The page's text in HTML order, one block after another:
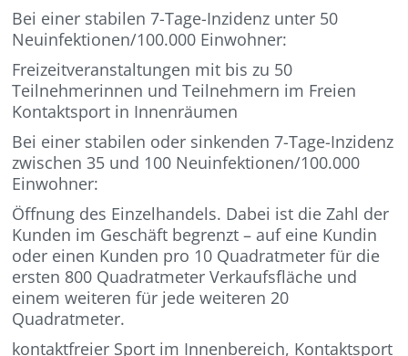
Bei einer stabilen 7-Tage-Inzidenz unter 50
Neuinfektionen/100.000 Einwohner:
Freizeitveranstaltungen mit bis zu 50
Teilnehmerinnen und Teilnehmern im Freien
Kontaktsport in Innenräumen
Bei einer stabilen oder sinkenden 7-Tage-Inzidenz
zwischen 35 und 100 Neuinfektionen/100.000
Einwohner:
Öffnung des Einzelhandels. Dabei ist die Zahl der
Kunden im Geschäft begrenzt – auf eine Kundin
oder einen Kunden pro 10 Quadratmeter für die
ersten 800 Quadratmeter Verkaufsfläche und
einem weiteren für jede weiteren 20
Quadratmeter.
kontaktfreier Sport im Innenbereich, Kontaktsport